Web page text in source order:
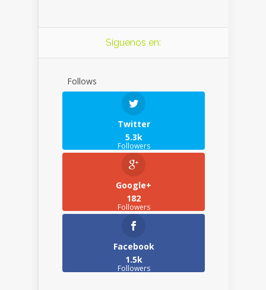
Síguenos en:
Follows
Twitter
5.3k
Followers
Google+
182
Followers
Facebook
1.5k
Followers